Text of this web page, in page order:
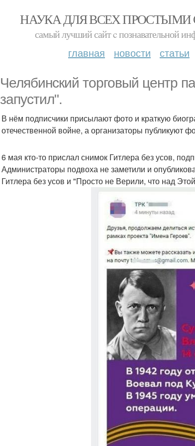
НАУКА ДЛЯ ВСЕХ
самый лучший сайт c познавательной
главная новости статьи
Челябинский торговый центр
запустил".
В нём подписчики присылают фото и краткую
отечественной войне, а организаторы публикуют
6 мая кто-то прислал снимок Гитлера без усов,
Администраторы подвоха не заметили и
Гитлера без усов и "Просто не Верили, что над